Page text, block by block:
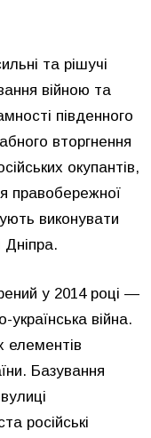
та рішучі
війною та
південного
вторгнення
окупантів,
правобережної
виконувати
Дніпра.
у 2014 році —
українська війна.
елементів
Базування
російські